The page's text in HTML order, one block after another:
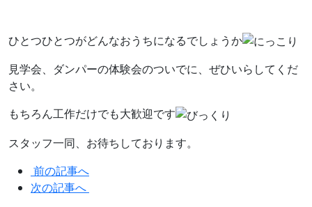
ひとつひとつがどんなおうちになるでしょうか
見学会、ダンパーの体験会のついでに、ぜひいらしてくだ
さい。
もちろん工作だけでも大歓迎です
スタッフ一同、お待ちしております。
前の記事へ
次の記事へ